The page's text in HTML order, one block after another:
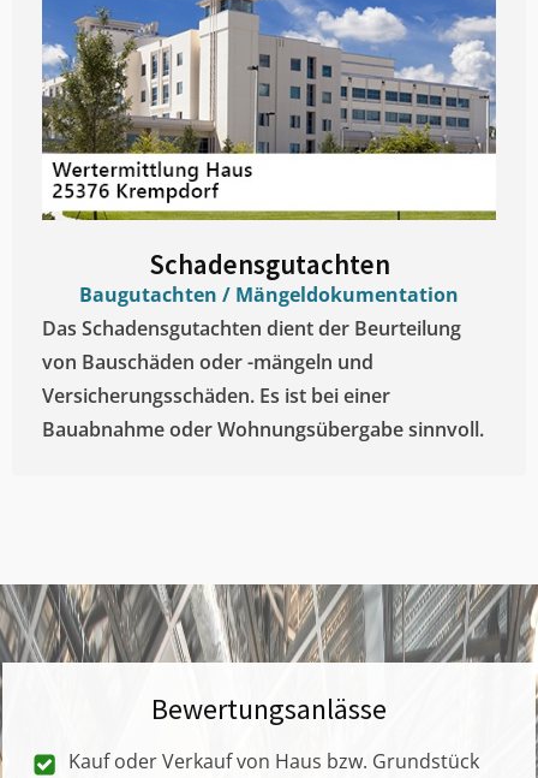
Schadensgutachten
Baugutachten / Mängeldokumentation
Das Schadensgutachten dient der Beurteilung
von Bauschäden oder -mängeln und
Versicherungsschäden. Es ist bei einer
Bauabnahme oder Wohnungsübergabe sinnvoll.
Bewertungsanlässe
Kauf oder Verkauf von Haus bzw. Grundstück